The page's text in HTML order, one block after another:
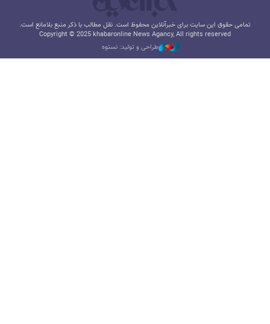
تمامی حقوق این سایت برای خبرآنلاین محفوظ است. نقل مطالب با ذکر منبع بلامانع است.
Copyright © 2025 khabaronline News Agancy, All rights reserved
طراحی و تولید: نستوه